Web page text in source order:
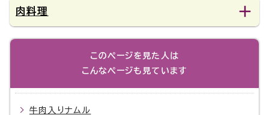
肉料理
このページを見た人は
こんなページも見ています
牛肉入りナムル